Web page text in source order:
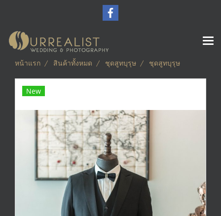
หน้าแรก สินค้าทั้งหมด ชุดสูทบุรุษ ชุดสูทบุรุษ
New